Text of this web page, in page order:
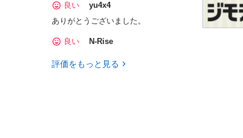
良い
yu4x4
ありがとうございました。
良い N-Rise
評価をもっと見る